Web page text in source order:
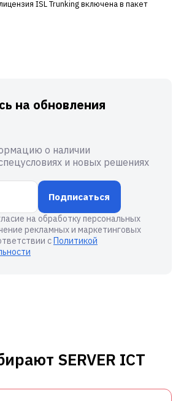
ISL Trunking включена в пакет
на обновления
о наличии
и новых решениях
Подписаться
на обработку персональных
рекламных и маркетинговых
сПолитикой
SERVER ICT